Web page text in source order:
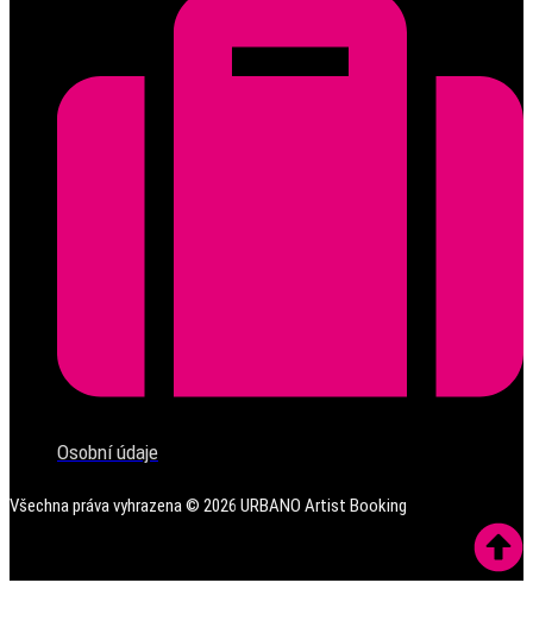
Osobní údaje
Všechna práva vyhrazena © 2026 URBANO Artist Booking